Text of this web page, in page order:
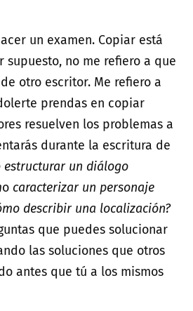
un examen. Copiar está
supuesto, no me refiero a que
otro escritor. Me refiero a
prendas en copiar
resuelven los problemas a
durante la escritura de
estructurar un diálogo
o caracterizar un personaje
describir una localización?
que puedes solucionar
las soluciones que otros
antes que tú a los mismos